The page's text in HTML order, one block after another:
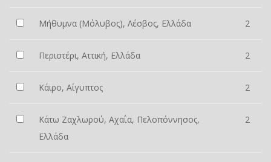
Μήθυμνα (Μόλυβος), Λέσβος, Ελλάδα 2
Περιστέρι, Αττική, Ελλάδα 2
Κάιρο, Αίγυπτος 2
Κάτω Ζαχλωρού, Αχαΐα, Πελοπόννησος,
Ελλάδα
2